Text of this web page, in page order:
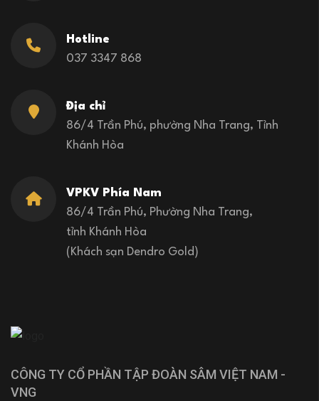
Hotline
037 3347 868
Địa chỉ
86/4 Trần Phú, phường Nha Trang, Tỉnh
Khánh Hòa
VPKV Phía Nam
86/4 Trần Phú, Phường Nha Trang,
tỉnh Khánh Hòa
(Khách sạn Dendro Gold)
CÔNG TY CỔ PHẦN TẬP ĐOÀN SÂM VIỆT NAM -
VNG